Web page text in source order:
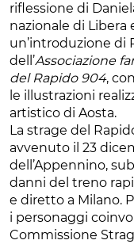
riflessione di
nazionale di Libera
un’introduzione di
dell’Associazione
del Rapido 904,
le illustrazioni
artistico di Aosta.
La strage del
avvenuto il 23
dell’Appennino,
danni del treno
e diretto a Milano.
i personaggi
Commissione